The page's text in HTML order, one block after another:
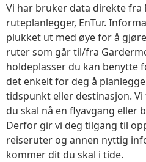
Vi har bruker data direkte fra
ruteplanlegger, EnTur.
plukket ut med øye for å
ruter som går til/fra
holdeplasser du kan benytte
det enkelt for deg å
tidspunkt eller destinasjon.
du skal nå en flyavgang eller
Derfor gir vi deg tilgang til
reiseruter og annen nyttig
kommer dit du skal i tide.